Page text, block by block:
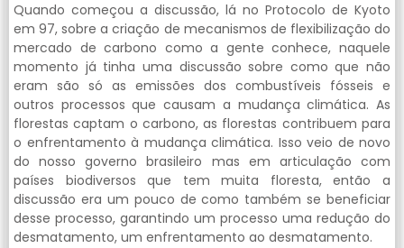
Quando começou a discussão, lá no Protocolo de Kyoto
em 97, sobre a criação de mecanismos de flexibilização do
mercado de carbono como a gente conhece, naquele
momento já tinha uma discussão sobre como que não
eram são só as emissões dos combustíveis fósseis e
outros processos que causam a mudança climática. As
florestas captam o carbono, as florestas contribuem para
o enfrentamento à mudança climática. Isso veio de novo
do nosso governo brasileiro mas em articulação com
países biodiversos que tem muita floresta, então a
discussão era um pouco de como também se beneficiar
desse processo, garantindo um processo uma redução do
desmatamento, um enfrentamento ao desmatamento.